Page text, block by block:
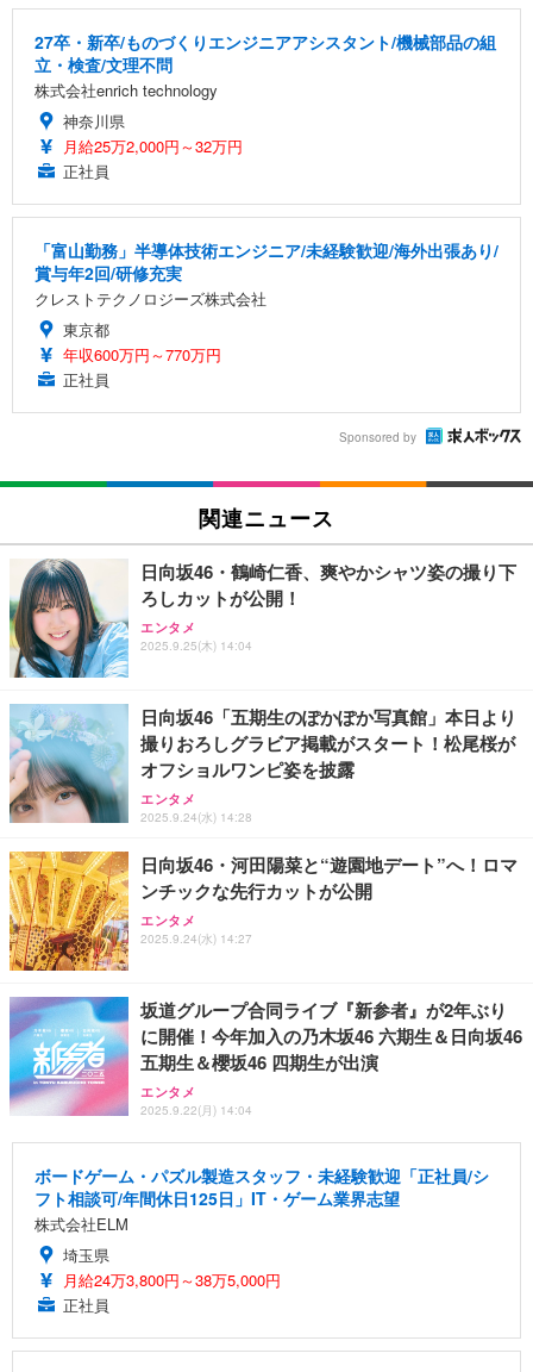
27卒・新卒/ものづくりエンジニアアシスタント/機械部品の組
立・検査/文理不問
株式会社enrich technology
神奈川県
月給25万2,000円～32万円
正社員
「富山勤務」半導体技術エンジニア/未経験歓迎/海外出張あり/
賞与年2回/研修充実
クレストテクノロジーズ株式会社
東京都
年収600万円～770万円
正社員
Sponsored by
関連ニュース
日向坂46・鶴崎仁香、爽やかシャツ姿の撮り下
ろしカットが公開！
エンタメ
2025.9.25(木) 14:04
日向坂46「五期生のぽかぽか写真館」本日より
撮りおろしグラビア掲載がスタート！松尾桜が
オフショルワンピ姿を披露
エンタメ
2025.9.24(水) 14:28
日向坂46・河田陽菜と“遊園地デート”へ！ロマ
ンチックな先行カットが公開
エンタメ
2025.9.24(水) 14:27
坂道グループ合同ライブ『新参者』が2年ぶり
に開催！今年加入の乃木坂46 六期生＆日向坂46
五期生＆櫻坂46 四期生が出演
エンタメ
2025.9.22(月) 14:04
ボードゲーム・パズル製造スタッフ・未経験歓迎「正社員/シ
フト相談可/年間休日125日」IT・ゲーム業界志望
株式会社ELM
埼玉県
月給24万3,800円～38万5,000円
正社員